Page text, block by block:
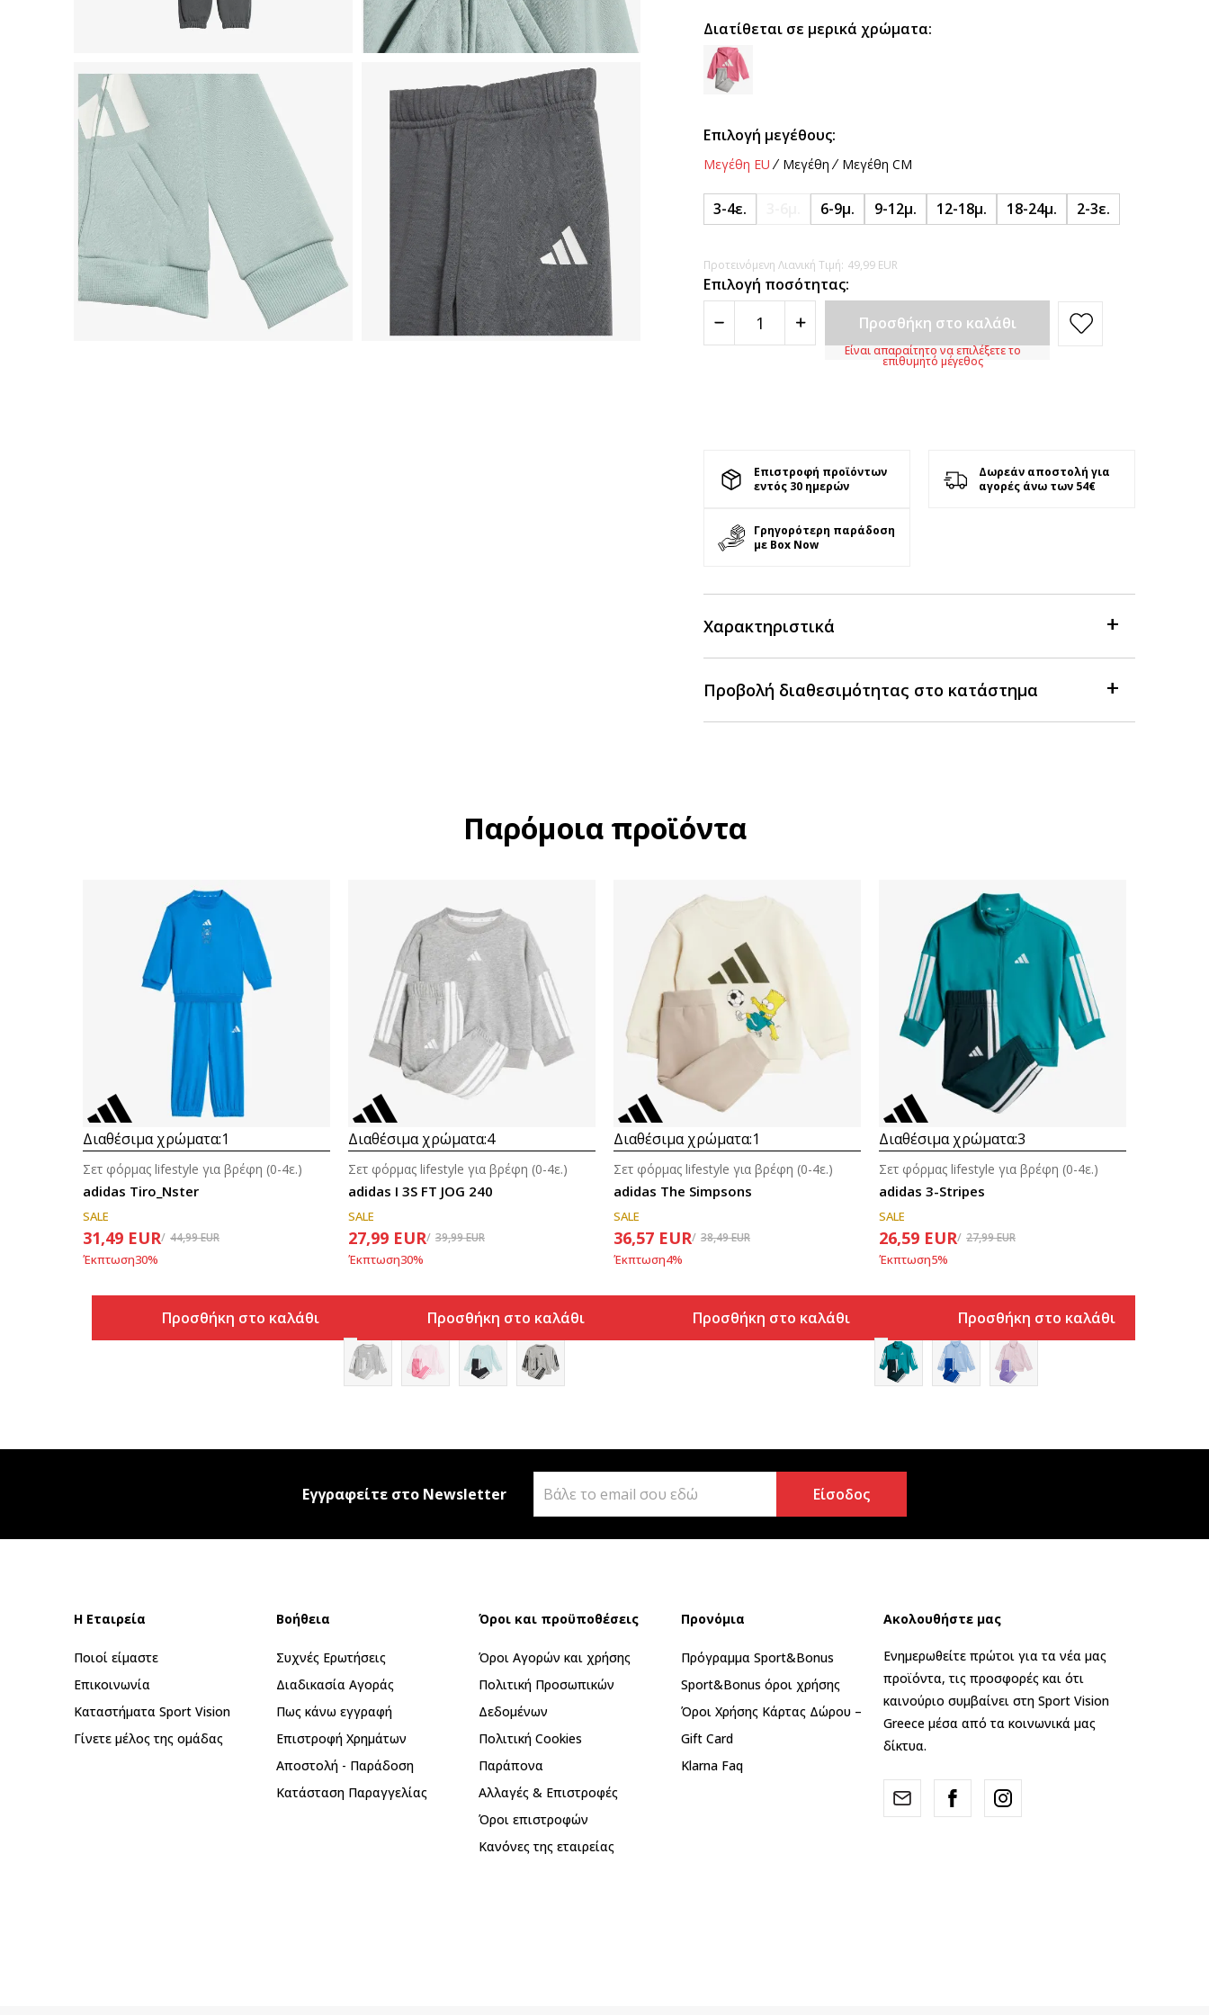
Διατίθεται σε μερικά χρώματα:
Επιλογή μεγέθους:
Μεγέθη EU Μεγέθη Μεγέθη CM
3-4ε. 6-9μ. 9-12μ. 12-18μ. 18-24μ. 2-3ε.
Προτεινόμενη Λιανική Τιμή: 49,99 EUR
Επιλογή ποσότητας:
Προσθήκη στο καλάθι
Είναι απαραίτητο να επιλέξετε το
επιθυμητό μέγεθος
Επιστροφή προϊόντων
εντός 30 ημερών
Δωρεάν αποστολή για
αγορές άνω των 54€
Γρηγορότερη παράδοση
με Box Now
Χαρακτηριστικά
Προβολή διαθεσιμότητας στο κατάστημα
Παρόμοια προϊόντα
Διαθέσιμα χρώματα:1
adidas Tiro_Nster
Σετ φόρμας lifestyle για βρέφη (0-4ε.)
SALE
31,49 EUR 44,99EUR
Έκπτωση30%
Προσθήκη στο καλάθι
Διαθέσιμα χρώματα:4
adidas I 3S FT JOG 240
Σετ φόρμας lifestyle για βρέφη (0-4ε.)
SALE
27,99 EUR 39,99EUR
Έκπτωση30%
Προσθήκη στο καλάθι
Διαθέσιμα χρώματα:1
adidas The Simpsons
Σετ φόρμας lifestyle για βρέφη (0-4ε.)
SALE
36,57 EUR 38,49EUR
Έκπτωση4%
Προσθήκη στο καλάθι
Διαθέσιμα χρώματα:3
adidas 3-Stripes
Σετ φόρμας lifestyle για βρέφη (0-4ε.)
SALE
26,59 EUR 27,99EUR
Έκπτωση5%
Προσθήκη στο καλάθι
Εγγραφείτε στο Newsletter Είσοδος
Η Εταιρεία
Ποιοί είμαστε
Επικοινωνία
Καταστήματα Sport Vision
Γίνετε μέλος της ομάδας
Βοήθεια
Συχνές Ερωτήσεις
Διαδικασία Αγοράς
Πως κάνω εγγραφή
Επιστροφή Xρημάτων
Αποστολή - Παράδοση
Κατάσταση Παραγγελίας
Όροι και προϋποθέσεις
Όροι Αγορών και χρήσης
Πολιτική Προσωπικών
Δεδομένων
Πολιτική Cookies
Παράπονα
Αλλαγές & Επιστροφές
Όροι επιστροφών
Κανόνες της εταιρείας
Προνόμια
Πρόγραμμα Sport&Bonus
Sport&Bonus όροι χρήσης
Όροι Χρήσης Κάρτας Δώρου –
Gift Card
Klarna Faq
Ακολουθήστε μας
Ενημερωθείτε πρώτοι για τα νέα μας
προϊόντα, τις προσφορές και ότι
καινούριο συμβαίνει στη Sport Vision
Greece μέσα από τα κοινωνικά μας
δίκτυα.